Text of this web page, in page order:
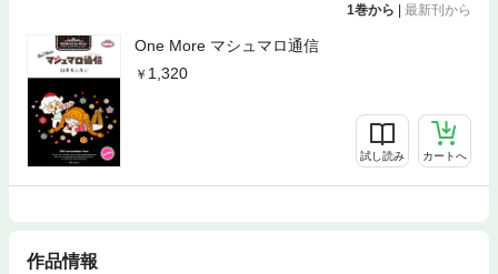
1巻から | 最新刊から
One More マシュマロ通信
1,320
試し読み カートへ
作品情報